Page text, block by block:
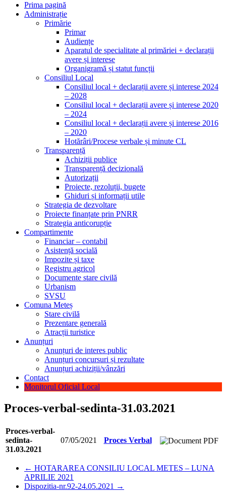
Prima pagină
Administrație
Primărie
Primar
Audiențe
Aparatul de specialitate al primăriei + declarații
avere și interese
Organigramă și statut funcții
Consiliul Local
Consiliul local + declarații avere și interese 2024
– 2028
Consiliul local + declarații avere și interese 2020
– 2024
Consiliul local + declarații avere și interese 2016
– 2020
Hotărâri/Procese verbale și minute CL
Transparență
Achiziții publice
Transparență decizională
Autorizații
Proiecte, rezoluții, bugete
Ghiduri și informații utile
Strategia de dezvoltare
Proiecte finanțate prin PNRR
Strategia anticorupție
Compartimente
Financiar – contabil
Asistență socială
Impozite și taxe
Registru agricol
Documente stare civilă
Urbanism
SVSU
Comuna Meteș
Stare civilă
Prezentare generală
Atracții turistice
Anunțuri
Anunțuri de interes public
Anunțuri concursuri și rezultate
Anunțuri achiziții/vânzări
Contact
Monitorul Oficial Local
Proces-verbal-sedinta-31.03.2021
Proces-verbal-
sedinta-
31.03.2021
07/05/2021 Proces Verbal
← HOTARAREA CONSILIU LOCAL METES – LUNA
APRILIE 2021
Dispozitia-nr.92-24.05.2021 →